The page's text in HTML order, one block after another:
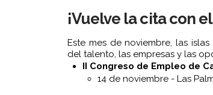
¡Vuelve la cita con
Este mes de noviembre, las
del talento, las empresas y las
II Congreso de Empleo de
14 de noviembre - Las